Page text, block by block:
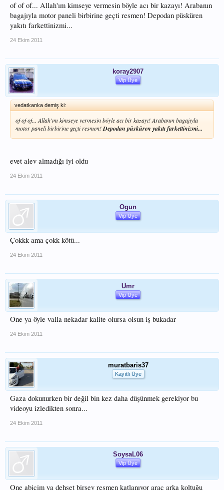
of of of... Allah'ım kimseye vermesin böyle acı bir kazayı! Arabanın
bagajıyla motor paneli birbirine geçti resmen! Depodan püsküren
yakıtı farkettinizmi...
24 Ekim 2011
koray2907
Vip Üye
vedatkanka demiş ki:
of of of... Allah'ım kimseye vermesin böyle acı bir kazayı! Arabanın bagajıyla
motor paneli birbirine geçti resmen!Depodan püsküren yakıtı farkettinizmi...
evet alev almadığı iyi oldu
24 Ekim 2011
Ogun
Vip Üye
Çokkk ama çokk kötü...
24 Ekim 2011
Umr
Vip Üye
One ya öyle valla nekadar kalite olursa olsun iş bukadar
24 Ekim 2011
muratbaris37
Kayıtlı Üye
Gaza dokunurken bir değil bin kez daha düşünmek gerekiyor bu
videoyu izledikten sonra...
24 Ekim 2011
SoysaL06
Vip Üye
One abicim ya dehşet birşey resmen katlanıyor araç arka koltuğu